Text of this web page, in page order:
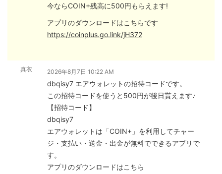
今ならCOIN+残高に500円もらえます!
アプリのダウンロードはこちらです
https://coinplus.go.link/jH372
真衣 2026年8月7日 10:22 AM
dbqisy7 エアウォレットの招待コードです。
この招待コードを使うと500円が後日貰えます♪
【招待コード】
dbqisy7
エアウォレットは「COIN+」を利用してチャー
ジ・支払い・送金・出金が無料でできるアプリで
す。
アプリのダウンロードはこちら